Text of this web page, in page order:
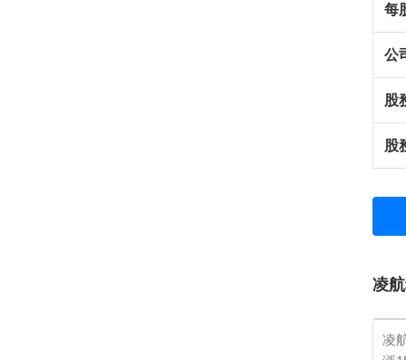
每
公
股
股
凌
凌